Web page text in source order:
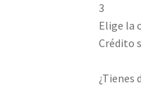
3
Elige la
Crédito
¿Tienes